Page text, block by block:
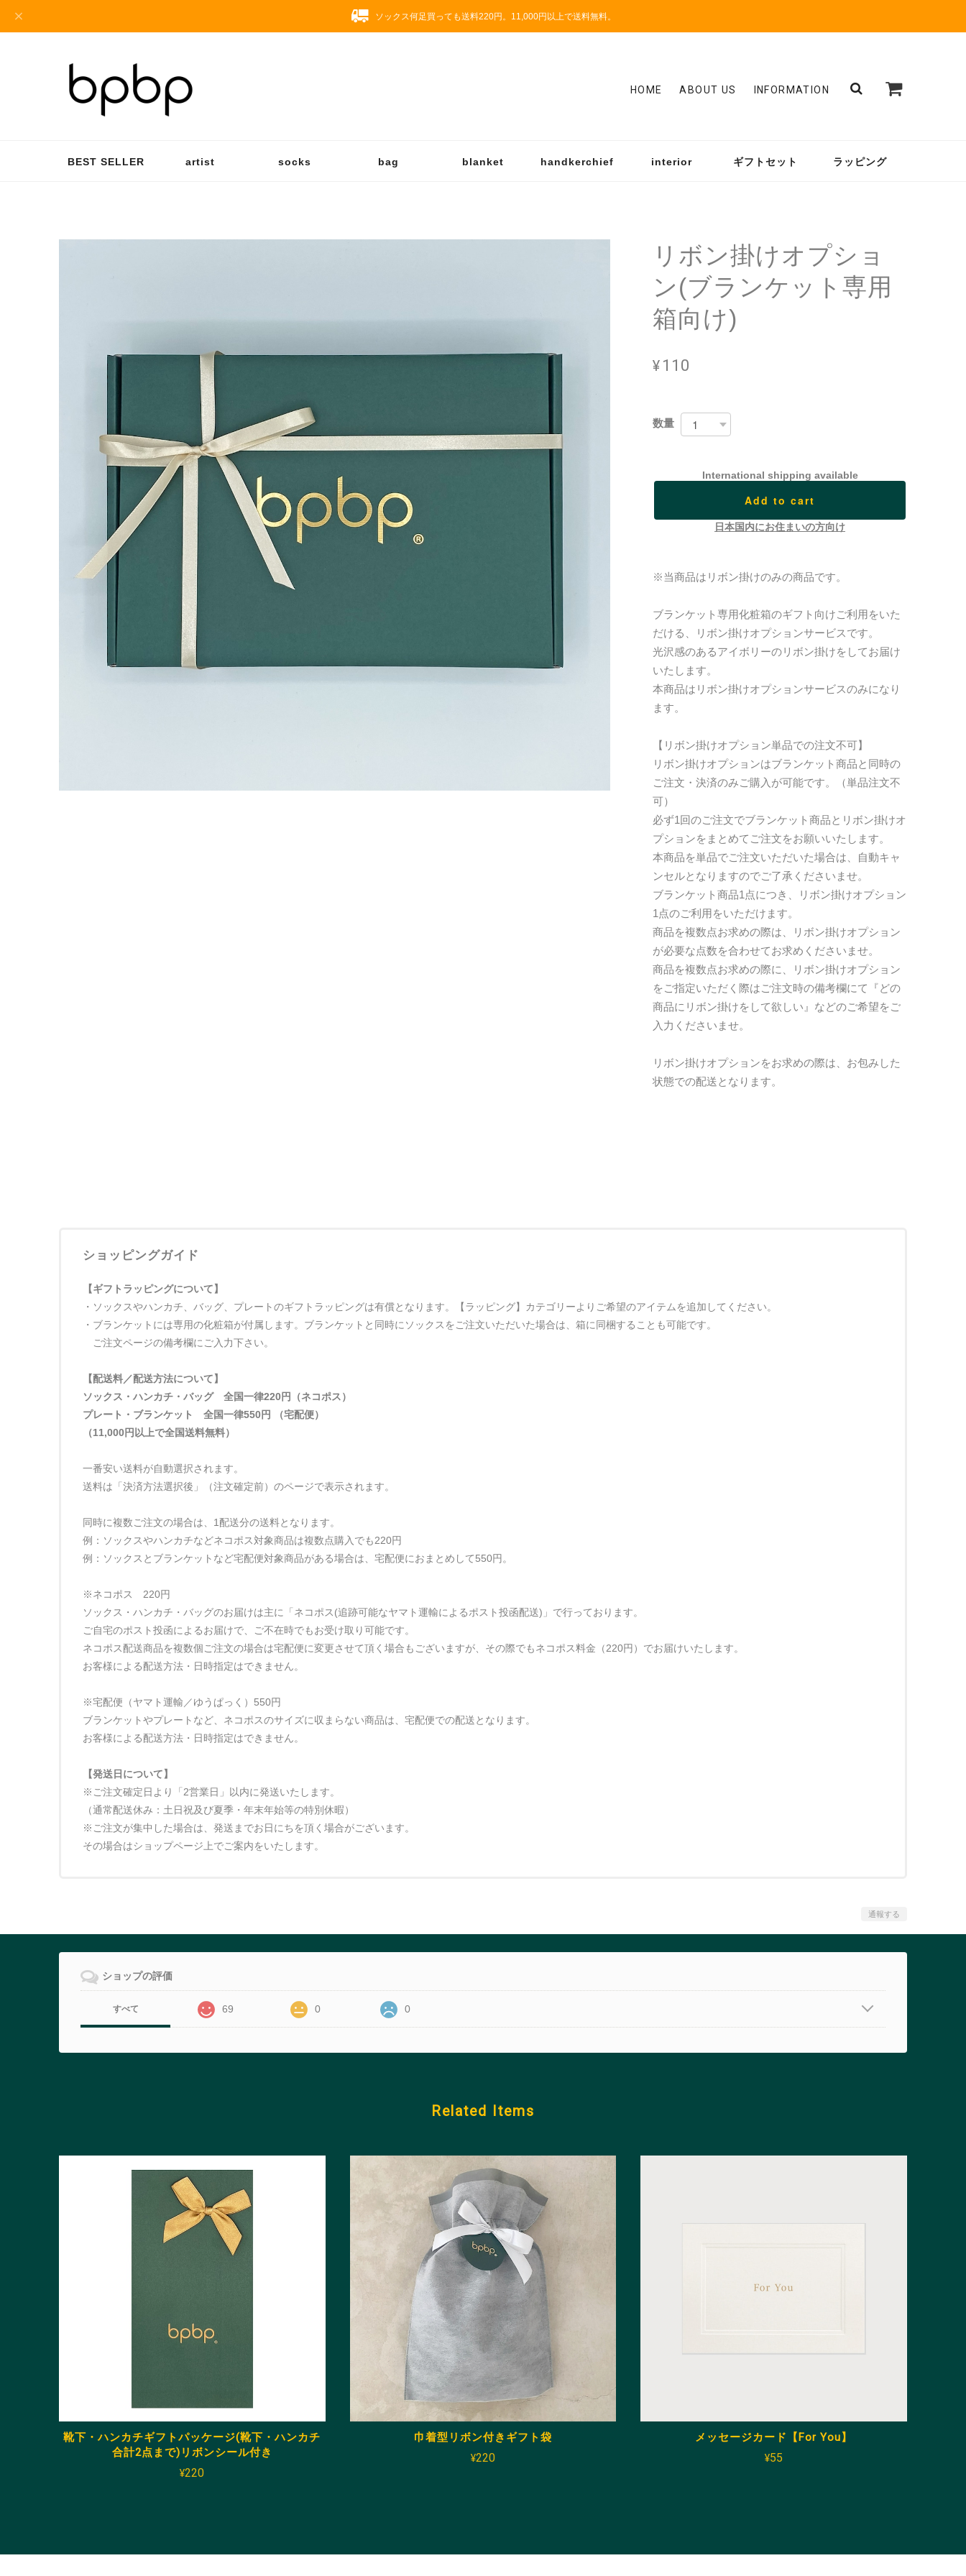
ソックス何足買っても送料220円。11,000円以上で送料無料。
HOME ABOUT US INFORMATION
BEST SELLER artist socks bag blanket handkerchief interior ギフトセット ラッピング
リボン掛けオプショ
ン(ブランケット専用
箱向け)
¥110
数量
International shipping available
Add to cart
日本国内にお住まいの方向け
※当商品はリボン掛けのみの商品です。
ブランケット専用化粧箱のギフト向けご利用をいた
だける、リボン掛けオプションサービスです。
光沢感のあるアイボリーのリボン掛けをしてお届け
いたします。
本商品はリボン掛けオプションサービスのみになり
ます。
【リボン掛けオプション単品での注文不可】
リボン掛けオプションはブランケット商品と同時の
ご注文・決済のみご購入が可能です。（単品注文不
可）
必ず1回のご注文でブランケット商品とリボン掛けオ
プションをまとめてご注文をお願いいたします。
本商品を単品でご注文いただいた場合は、自動キャ
ンセルとなりますのでご了承くださいませ。
ブランケット商品1点につき、リボン掛けオプション
1点のご利用をいただけます。
商品を複数点お求めの際は、リボン掛けオプション
が必要な点数を合わせてお求めくださいませ。
商品を複数点お求めの際に、リボン掛けオプション
をご指定いただく際はご注文時の備考欄にて『どの
商品にリボン掛けをして欲しい』などのご希望をご
入力くださいませ。
リボン掛けオプションをお求めの際は、お包みした
状態での配送となります。
ショッピングガイド
【ギフトラッピングについて】
・ソックスやハンカチ、バッグ、プレートのギフトラッピングは有償となります。【ラッピング】カテゴリーよりご希望のアイテムを追加してください。
・ブランケットには専用の化粧箱が付属します。ブランケットと同時にソックスをご注文いただいた場合は、箱に同梱することも可能です。
ご注文ページの備考欄にご入力下さい。
【配送料／配送方法について】
ソックス・ハンカチ・バッグ 全国一律220円（ネコポス）
プレート・ブランケット 全国一律550円 （宅配便）
（11,000円以上で全国送料無料）
一番安い送料が自動選択されます。
送料は「決済方法選択後」（注文確定前）のページで表示されます。
同時に複数ご注文の場合は、1配送分の送料となります。
例：ソックスやハンカチなどネコポス対象商品は複数点購入でも220円
例：ソックスとブランケットなど宅配便対象商品がある場合は、宅配便におまとめして550円。
※ネコポス 220円
ソックス・ハンカチ・バッグのお届けは主に「ネコポス(追跡可能なヤマト運輸によるポスト投函配送)」で行っております。
ご自宅のポスト投函によるお届けで、ご不在時でもお受け取り可能です。
ネコポス配送商品を複数個ご注文の場合は宅配便に変更させて頂く場合もございますが、その際でもネコポス料金（220円）でお届けいたします。
お客様による配送方法・日時指定はできません。
※宅配便（ヤマト運輸／ゆうぱっく）550円
ブランケットやプレートなど、ネコポスのサイズに収まらない商品は、宅配便での配送となります。
お客様による配送方法・日時指定はできません。
【発送日について】
※ご注文確定日より「2営業日」以内に発送いたします。
（通常配送休み：土日祝及び夏季・年末年始等の特別休暇）
※ご注文が集中した場合は、発送までお日にちを頂く場合がございます。
その場合はショップページ上でご案内をいたします。
通報する
ショップの評価
すべて 69 0 0
Related Items
靴下・ハンカチギフトパッケージ(靴下・ハンカチ
合計2点まで)リボンシール付き
¥220
巾着型リボン付きギフト袋
¥220
メッセージカード【For You】
¥55